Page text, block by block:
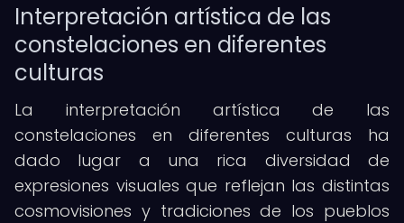
Interpretación artística de las
constelaciones en diferentes
culturas
La interpretación artística de las
constelaciones en diferentes culturas ha
dado lugar a una rica diversidad de
expresiones visuales que reflejan las distintas
cosmovisiones y tradiciones de los pueblos